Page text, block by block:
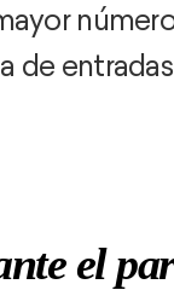
de
el